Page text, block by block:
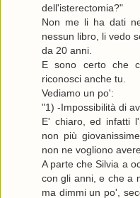
dell'isterectomia?"
Non me li ha dati
nessun libro, li vedo
da 20 anni.
E sono certo che
riconosci anche tu.
Vediamo un po':
"1) -Impossibilità di
E' chiaro, ed infatti
non più
non ne vogliono
A parte che Silvia a
con gli anni, e che a
ma dimmi un po',